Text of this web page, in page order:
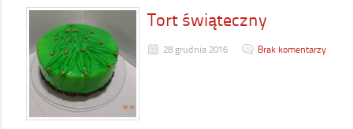
Tort świąteczny
28 grudnia 2016 Brak komentarzy